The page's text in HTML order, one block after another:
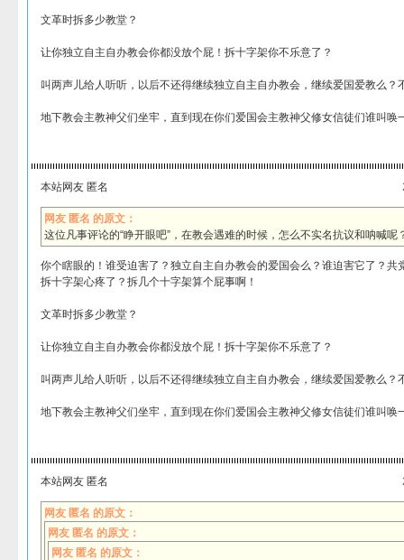
文革时拆多少教堂？
让你独立自主自办教会你都没放个屁！拆十字架你不乐意了？
叫两声儿给人听听，以后不还得继续独立自主自办教会，继续爱国爱教么？
地下教会主教神父们坐牢，直到现在你们爱国会主教神父修女信徒们谁叫唤
本站网友 匿名
网友 匿名 的原文：
这位凡事评论的“睁开眼吧”，在教会遇难的时候，怎么不实名抗议和呐喊呢
你个瞎眼的！谁受迫害了？独立自主自办教会的爱国会么？谁迫害它了？共
拆十字架心疼了？拆几个十字架算个屁事啊！
文革时拆多少教堂？
让你独立自主自办教会你都没放个屁！拆十字架你不乐意了？
叫两声儿给人听听，以后不还得继续独立自主自办教会，继续爱国爱教么？
地下教会主教神父们坐牢，直到现在你们爱国会主教神父修女信徒们谁叫唤
本站网友 匿名
网友 匿名 的原文：
网友 匿名 的原文：
网友 匿名 的原文：